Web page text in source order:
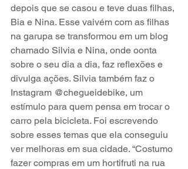
depois que se casou e teve duas filhas,
Bia e Nina. Esse vaivém com as filhas
na garupa se transformou em um blog
chamado Silvia e Nina, onde oonta
sobre o seu dia a dia, faz reflexões e
divulga ações. Silvia também faz o
Instagram @chegueidebike, um
estímulo para quem pensa em trocar o
carro pela bicicleta. Foi escrevendo
sobre esses temas que ela conseguiu
ver melhoras em sua cidade. “Costumo
fazer compras em um hortifruti na rua